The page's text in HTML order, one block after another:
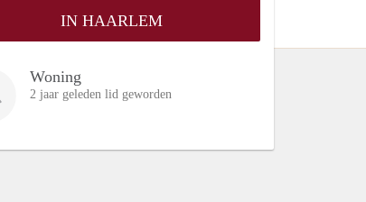
IN HAARLEM
Woning
2 jaar geleden lid geworden